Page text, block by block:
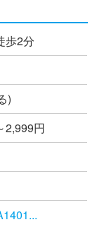
歩2分
)
2,999円